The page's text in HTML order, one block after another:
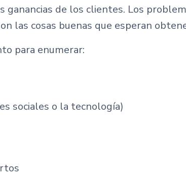
de los clientes. Los
las cosas buenas que esperan
para enumerar:
sociales o la tecnología)